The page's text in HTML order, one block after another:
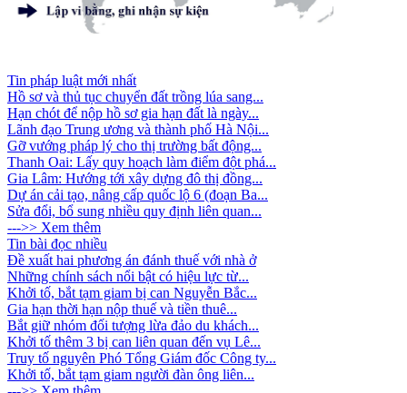
Tin pháp luật mới nhất
Hồ sơ và thủ tục chuyển đất trồng lúa sang...
Hạn chót để nộp hồ sơ gia hạn đất là ngày...
Lãnh đạo Trung ương và thành phố Hà Nội...
Gỡ vướng pháp lý cho thị trường bất động...
Thanh Oai: Lấy quy hoạch làm điểm đột phá...
Gia Lâm: Hướng tới xây dựng đô thị đồng...
Dự án cải tạo, nâng cấp quốc lộ 6 (đoạn Ba...
Sửa đổi, bổ sung nhiều quy định liên quan...
--->> Xem thêm
Tin bài đọc nhiều
Đề xuất hai phương án đánh thuế với nhà ở
Những chính sách nổi bật có hiệu lực từ...
Khởi tố, bắt tạm giam bị can Nguyễn Bắc...
Gia hạn thời hạn nộp thuế và tiền thuê...
Bắt giữ nhóm đối tượng lừa đảo du khách...
Khởi tố thêm 3 bị can liên quan đến vụ Lê...
Truy tố nguyên Phó Tổng Giám đốc Công ty...
Khởi tố, bắt tạm giam người đàn ông liên...